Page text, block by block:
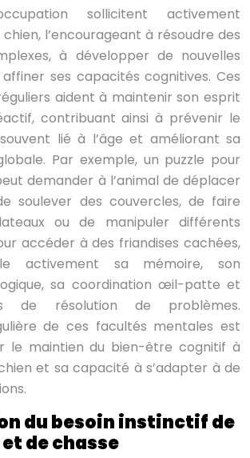
sollicitent activement
chien, l’encourageant à résoudre des
à développer de nouvelles
ses capacités cognitives. Ces
aident à maintenir son esprit
contribuant ainsi à prévenir le
lié à l’âge et améliorant sa
Par exemple, un puzzle pour
demander à l’animal de déplacer
soulever des couvercles, de faire
ou de manipuler différents
accéder à des friandises cachées,
activement sa mémoire, son
sa coordination œil-patte et
de résolution de problèmes.
de ces facultés mentales est
le maintien du bien-être cognitif à
et sa capacité à s’adapter à de
du besoin instinctif de
de chasse